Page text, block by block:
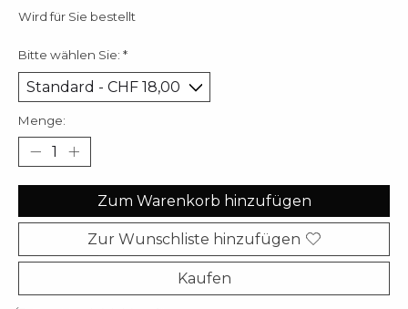
Wird für Sie bestellt
Bitte wählen Sie: *
Menge:
Zum Warenkorb hinzufügen
Zur Wunschliste hinzufügen
Kaufen